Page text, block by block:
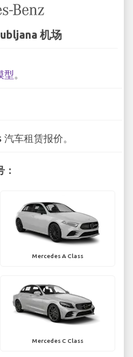
机场
型。
车租赁报价。
Mercedes A Class
Mercedes C Class